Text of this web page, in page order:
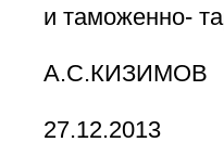
и таможенно-
А.С.КИЗИМОВ
27.12.2013